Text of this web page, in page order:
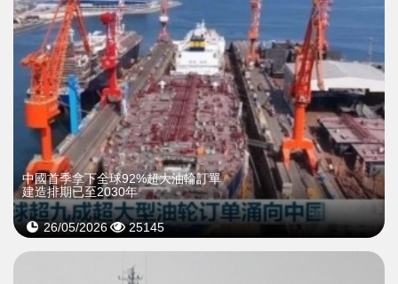
中國首季拿下全球92%超大油輪訂單
建造排期已至2030年
26/05/2026 25145